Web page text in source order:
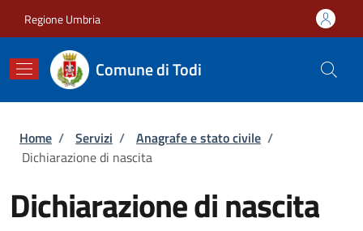
Regione Umbria
Comune di Todi
Briciole di pane
Home / Servizi / Anagrafe e stato civile /
Dichiarazione di nascita
Dichiarazione di nascita